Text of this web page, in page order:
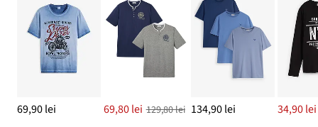
69,90 lei 69,80 lei 129,80 lei 134,90 lei 34,90 lei